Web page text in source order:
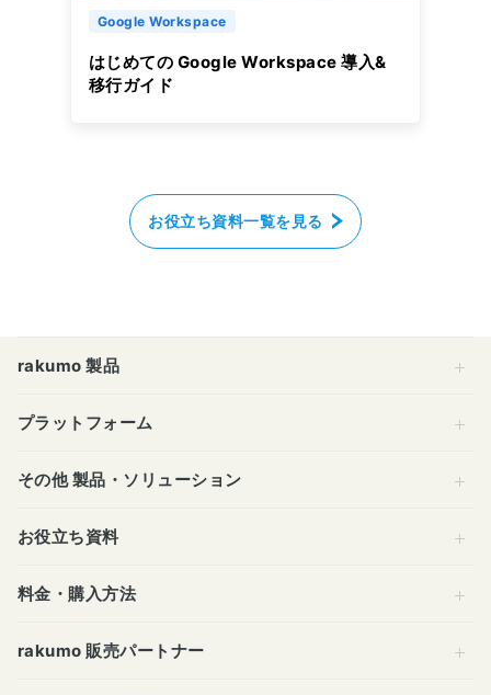
Google Workspace
はじめての Google Workspace 導入&
移行ガイド
お役立ち資料一覧を見る
rakumo 製品
プラットフォーム
その他 製品・ソリューション
お役立ち資料
料金・購入方法
rakumo 販売パートナー